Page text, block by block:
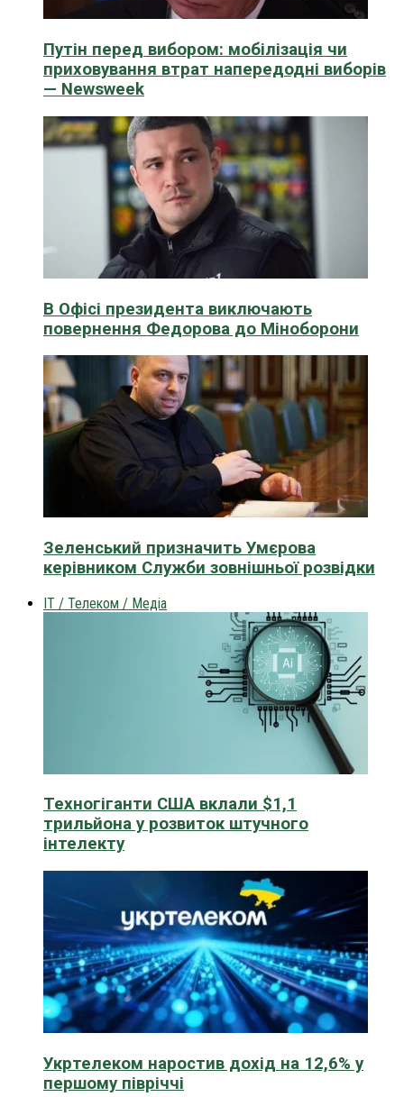
Путін перед вибором: мобілізація чи
приховування втрат напередодні виборів
— Newsweek
В Офісі президента виключають
повернення Федорова до Міноборони
Зеленський призначить Умєрова
керівником Служби зовнішньої розвідки
IT / Телеком / Медіа
Техногіганти США вклали $1,1
трильйона у розвиток штучного
інтелекту
Укртелеком наростив дохід на 12,6% у
першому півріччі